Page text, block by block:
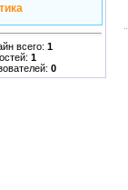
всего: 1
1
0